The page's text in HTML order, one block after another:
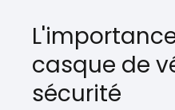
casque de
sécurité